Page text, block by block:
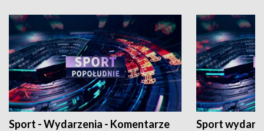
Sport - Wydarzenia - Komentarze Sport